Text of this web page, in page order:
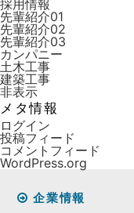
採用情報
先輩紹介01
先輩紹介02
先輩紹介03
カンパニー
土木工事
建築工事
非表示
メタ情報
ログイン
投稿フィード
コメントフィード
WordPress.org
企業情報